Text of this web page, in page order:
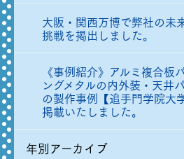
大阪・関西万博で弊社の未
挑戦を掲出しました。
《事例紹介》アルミ複合板
ングメタルの内外装・天井
の製作事例【追手門学院大
掲載いたしました。
年別アーカイブ